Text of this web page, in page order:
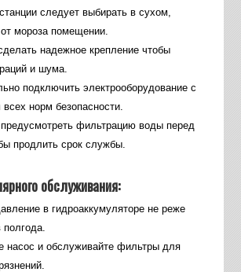
следует выбирать в сухом,
мороза помещении.
надежное крепление чтобы
и шума.
подключить электрооборудование с
норм безопасности.
фильтрацию воды перед
продлить срок службы.
обслуживания:
в гидроаккумуляторе не реже
полгода.
насос и обслуживайте фильтры для